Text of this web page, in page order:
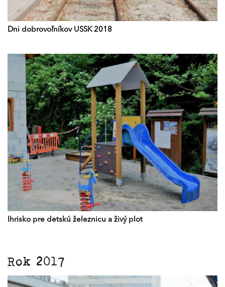
Dni dobrovoľníkov USSK 2018
Ihrisko pre detskú železnicu a živý plot
Rok 2017